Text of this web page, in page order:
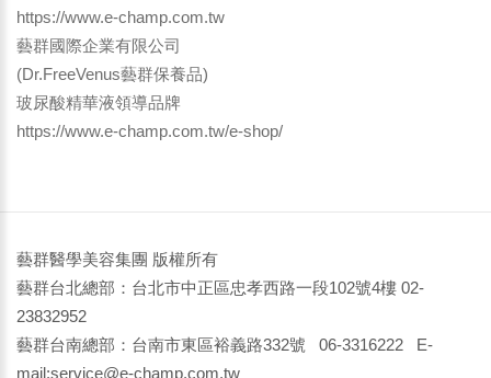
https://www.e-champ.com.tw
藝群國際企業有限公司
(Dr.FreeVenus藝群保養品)
玻尿酸精華液領導品牌
https://www.e-champ.com.tw/e-shop/
藝群醫學美容集團 版權所有
藝群台北總部：台北市中正區忠孝西路一段102號4樓 02-
23832952
藝群台南總部：台南市東區裕義路332號 06-3316222 E-
mail:service@e-champ.com.tw